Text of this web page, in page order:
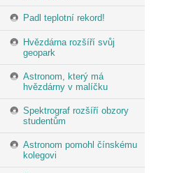
Padl teplotní rekord!
Hvězdárna rozšíří svůj
geopark
Astronom, který má
hvězdárny v malíčku
Spektrograf rozšíří obzory
studentům
Astronom pomohl čínskému
kolegovi